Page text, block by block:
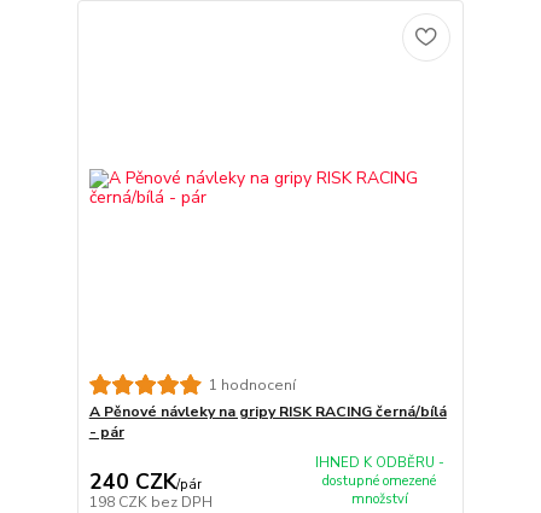
1 hodnocení
A Pěnové návleky na gripy RISK RACING černá/bílá
- pár
240 CZK/pár
198 CZK bez DPH
IHNED K ODBĚRU -
dostupné omezené
množství